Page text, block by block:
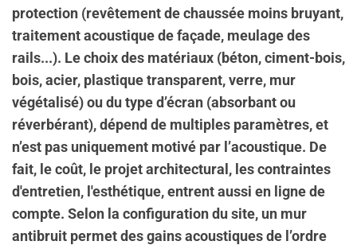
protection (revêtement de chaussée moins bruyant,
traitement acoustique de façade, meulage des
rails...). Le choix des matériaux (béton, ciment-bois,
bois, acier, plastique transparent, verre, mur
végétalisé) ou du type d’écran (absorbant ou
réverbérant), dépend de multiples paramètres, et
n’est pas uniquement motivé par l’acoustique. De
fait, le coût, le projet architectural, les contraintes
d'entretien, l'esthétique, entrent aussi en ligne de
compte. Selon la configuration du site, un mur
antibruit permet des gains acoustiques de l’ordre